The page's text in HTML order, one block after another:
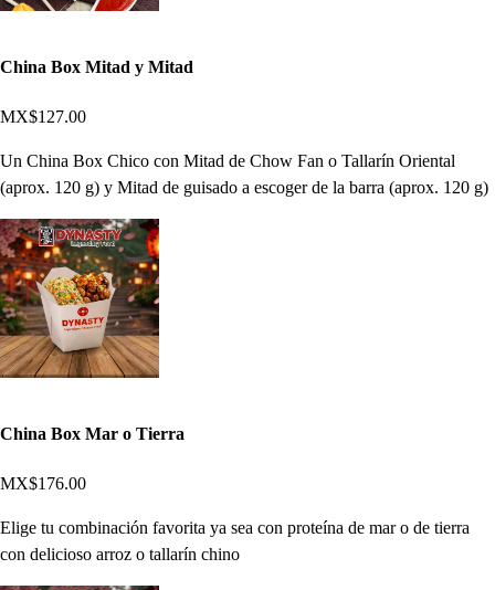
China Box Mitad y Mitad
MX$127.00
Un China Box Chico con Mitad de Chow Fan o Tallarín Oriental
(aprox. 120 g) y Mitad de guisado a escoger de la barra (aprox. 120 g)
China Box Mar o Tierra
MX$176.00
Elige tu combinación favorita ya sea con proteína de mar o de tierra
con delicioso arroz o tallarín chino